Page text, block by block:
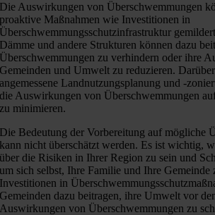
Die Auswirkungen von Überschwemmungen
proaktive Maßnahmen wie Investitionen in
Überschwemmungsschutzinfrastruktur
Dämme und andere Strukturen können dazu
Überschwemmungen zu verhindern oder ihre
Gemeinden und Umwelt zu reduzieren.
angemessene Landnutzungsplanung und -
die Auswirkungen von Überschwemmungen
zu minimieren.
Die Bedeutung der Vorbereitung auf mögliche
kann nicht überschätzt werden. Es ist wichtig,
über die Risiken in Ihrer Region zu sein und
um sich selbst, Ihre Familie und Ihre Gemeinde
Investitionen in
Gemeinden dazu beitragen, ihre Umwelt vor
Auswirkungen von Überschwemmungen zu